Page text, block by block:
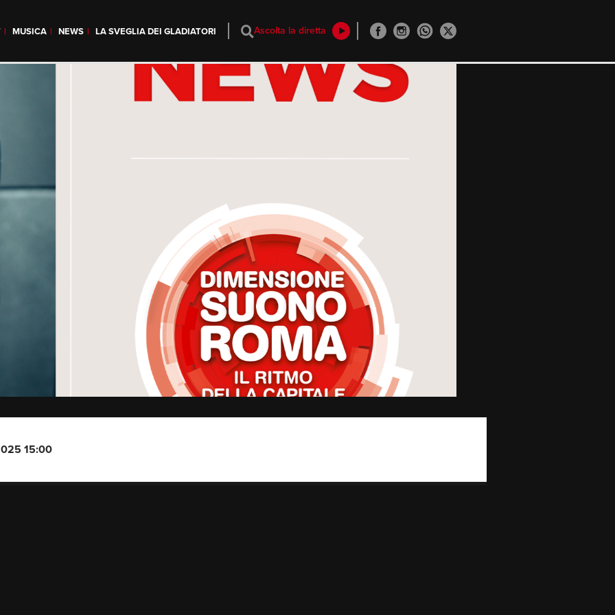
MUSICA NEWS LA SVEGLIA DEI GLADIATORI Ascolta la diretta
15:00